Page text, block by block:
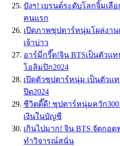
ปังๆ! เบรนด์ระดับโลกจิ้มเลื
คนแรก
เปิดภาพซุปตาร์หนุ่มโผล่งาน
เจ้าบ่าว
อาร์มี่กรี๊ด!จิน BTSเป็นตัวแท
โอลิมปิก2024
เปิดตัวซุปตาร์หนุ่ม เป็นตัวเเ
ปิด2024
ชีวิตดี๊ดี! ซุปตาร์หนุ่มควัก
เงินในบัญชี
เกินไปมาก! จิน BTS จัดกอ
ทำวิจารณ์สนั่น